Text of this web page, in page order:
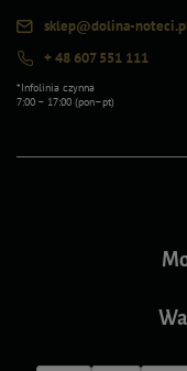
sklep@dolina-
+ 48 607 551 111
*Infolinia czynna
7:00 – 17:00 (pon–pt)